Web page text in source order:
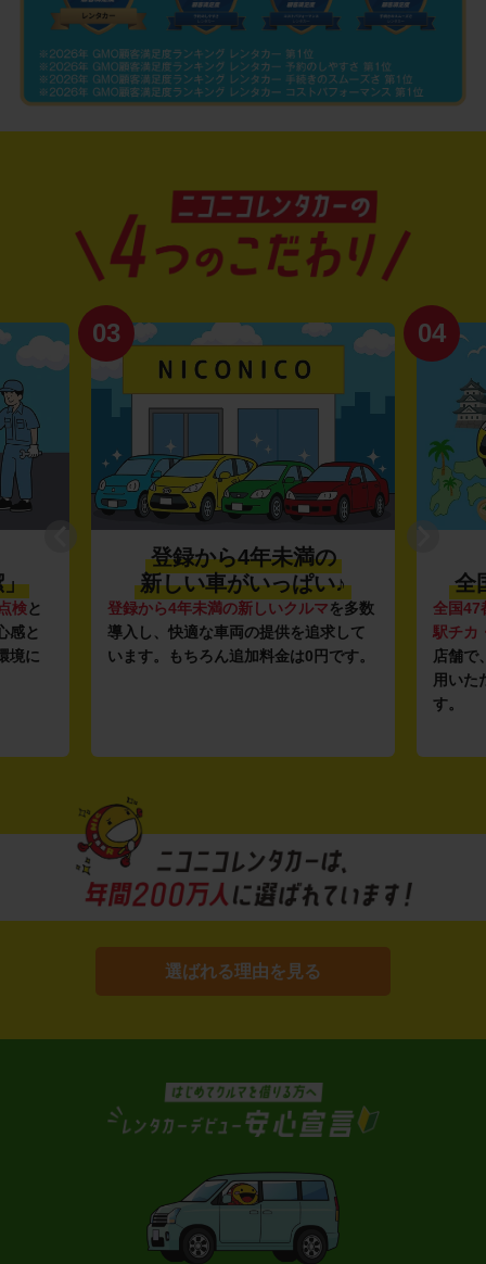
」
検と
感と
境に
03
登録から4年未満の
新しい車がいっぱい♪
登録から4年未満の新しいクルマを多数
導入し、快適な車両の提供を追求して
います。もちろん追加料金は0円です。
04
全
全国47
駅チカ
店舗で
用いた
す。
選ばれる理由を見る